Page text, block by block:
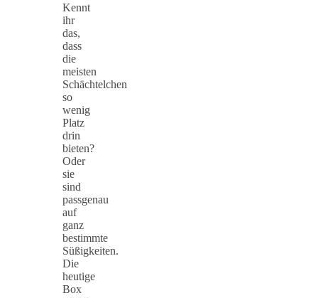
Kennt
ihr
das,
dass
die
meisten
Schächtelchen
so
wenig
Platz
drin
bieten?
Oder
sie
sind
passgenau
auf
ganz
bestimmte
Süßigkeiten.
Die
heutige
Box